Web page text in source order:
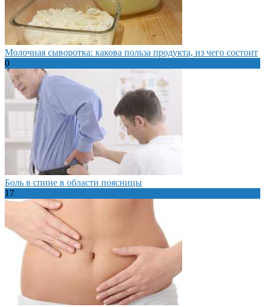
Молочная сыворотка: какова польза продукта, из чего состоит
0
Боль в спине в области поясницы
17